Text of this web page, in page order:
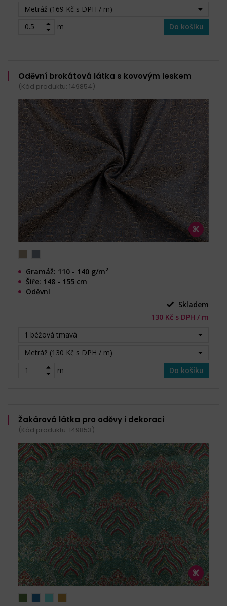
Metráž (169 Kč s DPH / m)
m
Do košíku
Oděvní brokátová látka s kovovým leskem
(Kód produktu: 149854)
Gramáž: 110 - 140 g/m²
Šíře: 148 - 155 cm
Oděvní
Skladem
130 Kč s DPH / m
1 béžová tmavá
Metráž (130 Kč s DPH / m)
m
Do košíku
Žakárová látka pro oděvy i dekoraci
(Kód produktu: 149853)